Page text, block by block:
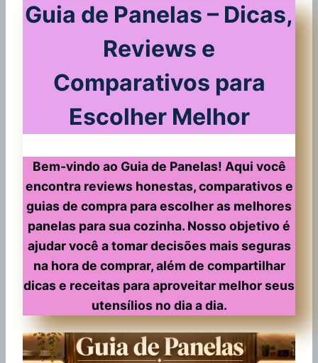
Guia de Panelas – Dicas,
Reviews e
Comparativos para
Escolher Melhor
Bem-vindo ao Guia de Panelas! Aqui você
encontra reviews honestas, comparativos e
guias de compra para escolher as melhores
panelas para sua cozinha. Nosso objetivo é
ajudar você a tomar decisões mais seguras
na hora de comprar, além de compartilhar
dicas e receitas para aproveitar melhor seus
utensílios no dia a dia.